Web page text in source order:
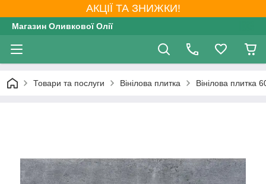
АКЦІЇ ТА ЗНИЖКИ!
Магазин Оливкової Олії
Товари та послуги Вінілова плитка Вінілова плитка